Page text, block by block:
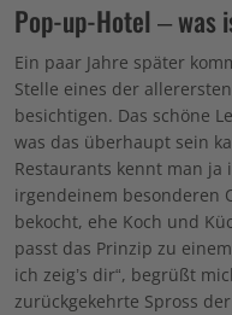
Pop-up-Hotel – was
Ein paar Jahre später
Stelle eines der
besichtigen. Das schöne
was das überhaupt sein
Restaurants kennt man ja
irgendeinem besonderen
bekocht, ehe Koch und
passt das Prinzip zu
ich zeig’s dir“, begrüßt
zurückgekehrte Spross